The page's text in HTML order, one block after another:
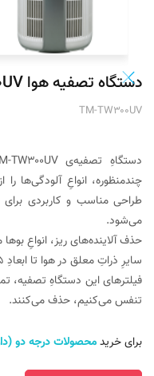
دستگاه تصفیه هوا TM-TW۳۰۰UV
TM-TW۳۰۰UV
چندمنظوره، انواعِ آلودگی‌ها
طراحی مناسب و کاربردی
می‌شود.
حذف آلاینده‌های ریز، انواعِ
فیلترهای این دستگاهِ تصفیه‌،
تنفس می‌کنیم، حذف می‌کنند.
برای خریدمحصولات درجه دو